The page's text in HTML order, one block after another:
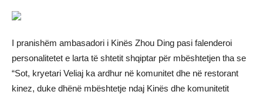
I pranishëm ambasadori i Kinës Zhou Ding pasi falenderoi
personalitetet e larta të shtetit shqiptar për mbështetjen tha se
“Sot, kryetari Veliaj ka ardhur në komunitet dhe në restorant
kinez, duke dhënë mbështetje ndaj Kinës dhe komunitetit